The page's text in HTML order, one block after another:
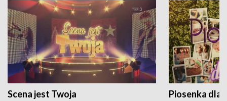
Scena jest Twoja Piosenka dla